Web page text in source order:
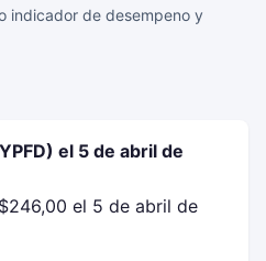
indicador de desempeno y
el 5 de abril de
el 5 de abril de